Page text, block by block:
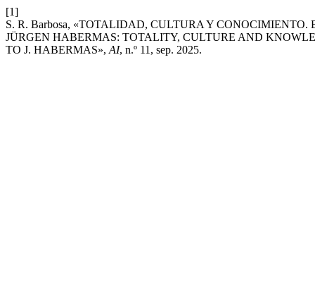
[1]
S. R. Barbosa, «TOTALIDAD, CULTURA Y
JÜRGEN HABERMAS: TOTALITY, CULTURE AND
TO J. HABERMAS», AI, n.º 11, sep. 2025.